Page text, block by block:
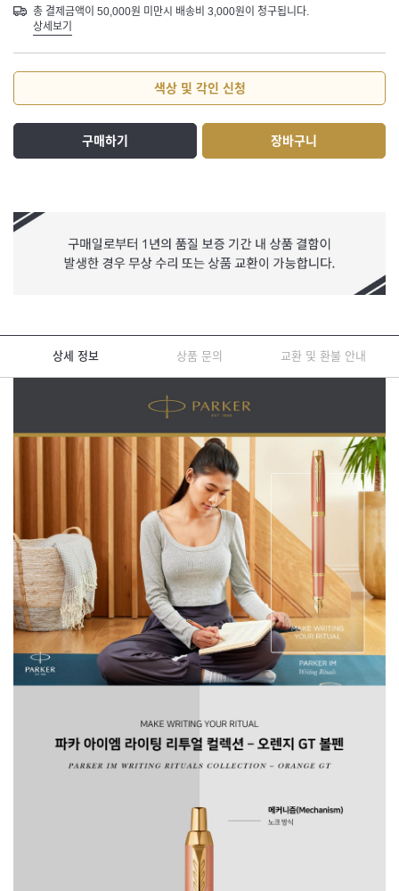
총 결제금액이 50,000원 미만시 배송비 3,000원이 청구됩니다.
상세보기
색상 및 각인 신청
구매하기 장바구니
상세 정보 상품 문의 교환 및 환불 안내